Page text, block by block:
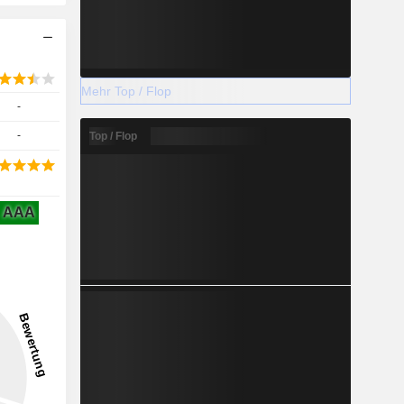
-
-
AAA
Mehr Top / Flop
Top / Flop